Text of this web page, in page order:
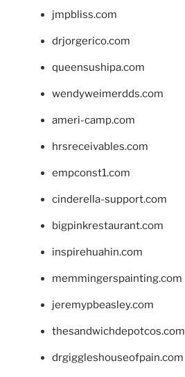
jmpbliss.com
drjorgerico.com
queensushipa.com
wendyweimerdds.com
ameri-camp.com
hrsreceivables.com
empconst1.com
cinderella-support.com
bigpinkrestaurant.com
inspirehuahin.com
memmingerspainting.com
jeremypbeasley.com
thesandwichdepotcos.com
drgiggleshouseofpain.com